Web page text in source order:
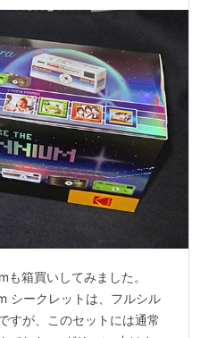
箱買いしてみました。
シークレットは、フルシル
すが、このセットには通常